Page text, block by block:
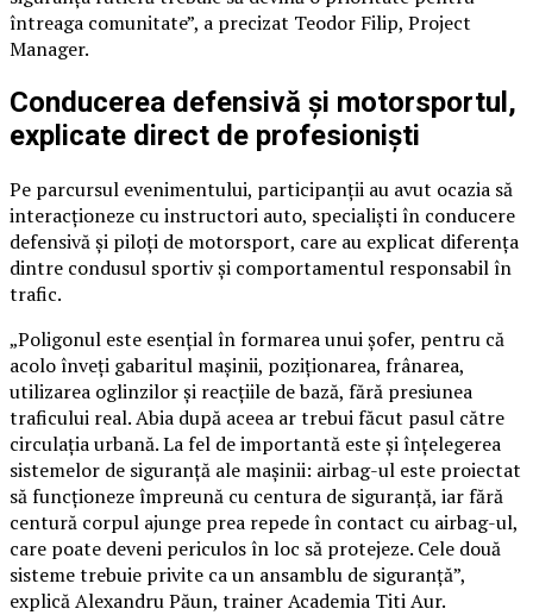
întreaga comunitate”, a precizat Teodor Filip, Project
Manager.
Conducerea defensivă și motorsportul,
explicate direct de profesioniști
Pe parcursul evenimentului, participanții au avut ocazia să
interacționeze cu instructori auto, specialiști în conducere
defensivă și piloți de motorsport, care au explicat diferența
dintre condusul sportiv și comportamentul responsabil în
trafic.
„Poligonul este esențial în formarea unui șofer, pentru că
acolo înveți gabaritul mașinii, poziționarea, frânarea,
utilizarea oglinzilor și reacțiile de bază, fără presiunea
traficului real. Abia după aceea ar trebui făcut pasul către
circulația urbană. La fel de importantă este și înțelegerea
sistemelor de siguranță ale mașinii: airbag-ul este proiectat
să funcționeze împreună cu centura de siguranță, iar fără
centură corpul ajunge prea repede în contact cu airbag-ul,
care poate deveni periculos în loc să protejeze. Cele două
sisteme trebuie privite ca un ansamblu de siguranță”,
explică Alexandru Păun, trainer Academia Titi Aur.